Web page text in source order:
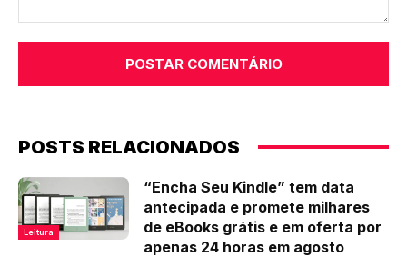
POSTS RELACIONADOS
Leitura
“Encha Seu Kindle” tem data
antecipada e promete milhares
de eBooks grátis e em oferta por
apenas 24 horas em agosto